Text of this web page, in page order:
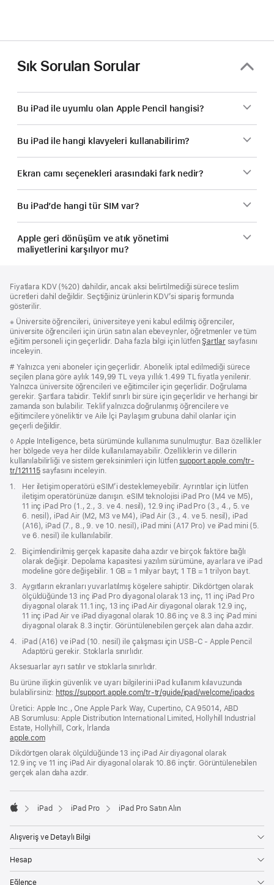
Sık Sorulan Sorular
Bu iPad ile uyumlu olan Apple Pencil hangisi?
Bu iPad ile hangi klavyeleri kullanabilirim?
Ekran camı seçenekleri arasındaki fark nedir?
Bu iPad’de hangi tür SIM var?
Apple geri dönüşüm ve atık yönetimi
maliyetlerini karşılıyor mu?
Bilgi
Fiyatlara KDV (%20) dahildir, ancak aksi belirtilmediği sürece teslim
ücretleri dahil değildir. Seçtiğiniz ürünlerin KDV’si sipariş formunda
gösterilir.
Dipnot
※ Üniversite öğrencileri, üniversiteye yeni kabul edilmiş öğrenciler,
üniversite öğrencileri için ürün satın alan ebeveynler, öğretmenler ve tüm
eğitim personeli için geçerlidir. Daha fazla bilgi için lütfen Şartlarsayfasını
inceleyin.
Dipnot
# Yalnızca yeni aboneler için geçerlidir. Abonelik iptal edilmediği sürece
seçilen plana göre aylık 149,99 TL veya yıllık 1.499 TL fiyatla yenilenir.
Yalnızca üniversite öğrencileri ve eğitimciler için geçerlidir. Doğrulama
gerekir. Şartlara tabidir. Teklif sınırlı bir süre için geçerlidir ve herhangi bir
zamanda son bulabilir. Teklif yalnızca doğrulanmış öğrencilere ve
eğitimcilere yöneliktir ve Aile İçi Paylaşım grubuna dahil olanlar için
geçerli değildir.
Dipnot
◊ Apple Intelligence, beta sürümünde kullanıma sunulmuştur. Bazı özellikler
her bölgede veya her dilde kullanılamayabilir. Özelliklerin ve dillerin
kullanılabilirliği ve sistem gereksinimleri için lütfensupport.apple.com/tr-
tr/121115(Yeni
açılır)
sayfasını inceleyin.
Dipnot
1.
Her iletişim operatörü eSIM’i desteklemeyebilir. Ayrıntılar için lütfen
iletişim operatörünüze danışın. eSIM teknolojisi iPad Pro (M4 ve M5),
11 inç iPad Pro (1., 2., 3. ve 4. nesil), 12.9 inç iPad Pro (3., 4., 5. ve
6. nesil), iPad Air (M2, M3 ve M4), iPad Air (3., 4. ve 5. nesil), iPad
(A16), iPad (7., 8., 9. ve 10. nesil), iPad mini (A17 Pro) ve iPad mini (5.
ve 6. nesil) ile kullanılabilir.
Dipnot
2.
Biçimlendirilmiş gerçek kapasite daha azdır ve birçok faktöre bağlı
olarak değişir. Depolama kapasitesi yazılım sürümüne, ayarlara ve iPad
modeline göre değişebilir. 1 GB = 1 milyar bayt; 1 TB = 1 trilyon bayt.
Dipnot
3.
Aygıtların ekranları yuvarlatılmış köşelere sahiptir. Dikdörtgen olarak
ölçüldüğünde 13 inç iPad Pro diyagonal olarak 13 inç, 11 inç iPad Pro
diyagonal olarak 11.1 inç, 13 inç iPad Air diyagonal olarak 12.9 inç,
11 inç iPad Air ve iPad diyagonal olarak 10.86 inç ve 8.3 inç iPad mini
diyagonal olarak 8.3 inçtir. Görüntülenebilen gerçek alan daha azdır.
Dipnot
4.
iPad (A16) ve iPad (10. nesil) ile çalışması için USB-C - Apple Pencil
Adaptörü gerekir. Stoklarla sınırlıdır.
Aksesuarlar ayrı satılır ve stoklarla sınırlıdır.
Bu ürüne ilişkin güvenlik ve uyarı bilgilerini iPad kullanım kılavuzunda
bulabilirsiniz: https://support.apple.com/tr-tr/guide/ipad/welcome/ipados
açılır)
Üretici: Apple Inc., One Apple Park Way, Cupertino, CA 95014, ABD
AB Sorumlusu: Apple Distribution International Limited, Hollyhill Industrial
Estate, Hollyhill, Cork, İrlanda
apple.com(yeni
pencerede
açılır)
Dikdörtgen olarak ölçüldüğünde 13 inç iPad Air diyagonal olarak
12.9 inç ve 11 inç iPad Air diyagonal olarak 10.86 inçtir. Görüntülenebilen
gerçek alan daha azdır.
iPad iPad Pro iPad Pro Satın Alın
Alışveriş ve Detaylı Bilgi
Hesap
Eğlence